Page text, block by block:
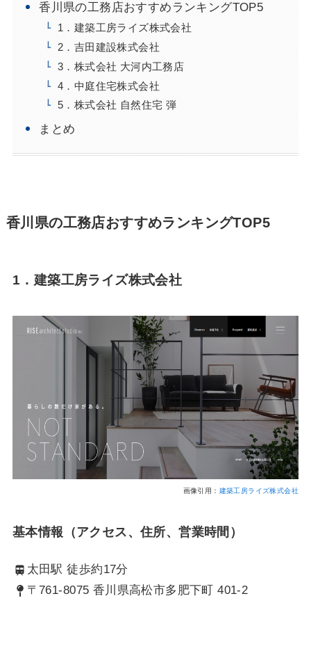
香川県の工務店おすすめランキングTOP5
1．建築工房ライズ株式会社
2．吉田建設株式会社
3．株式会社 大河内工務店
4．中庭住宅株式会社
5．株式会社 自然住宅 弾
まとめ
香川県の工務店おすすめランキングTOP5
1．建築工房ライズ株式会社
画像引用： 建築工房ライズ株式会社
基本情報（アクセス、住所、営業時間）
太田駅 徒歩約17分
〒761-8075 香川県高松市多肥下町 401-2